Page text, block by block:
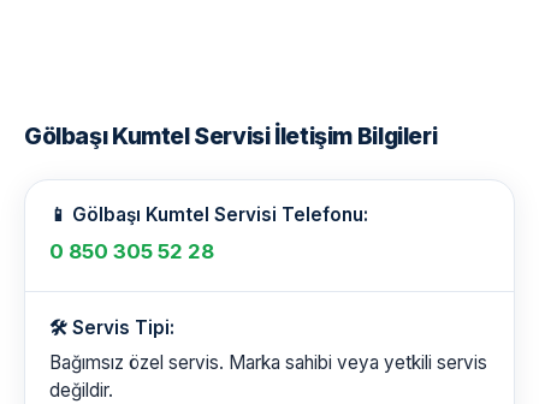
Gölbaşı Kumtel Servisi İletişim Bilgileri
📱 Gölbaşı Kumtel Servisi Telefonu:
0 850 305 52 28
🛠️ Servis Tipi:
Bağımsız özel servis. Marka sahibi veya yetkili servis
değildir.